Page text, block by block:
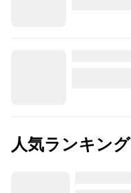
人気ランキング